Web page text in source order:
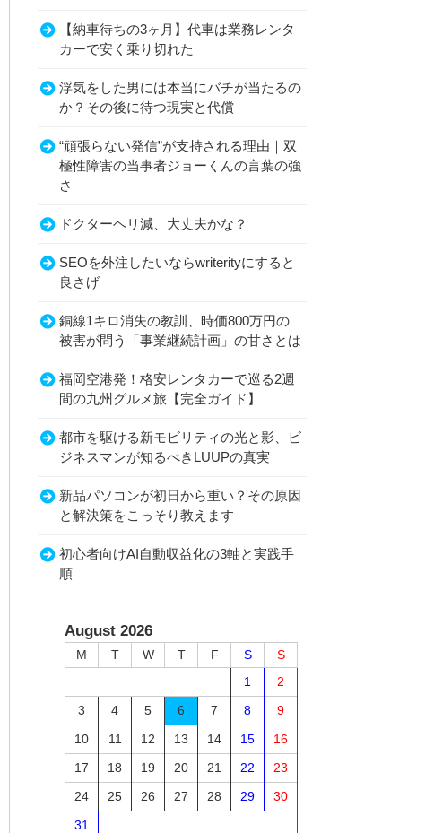
【納車待ちの3ヶ月】代車は業務レンタ
カーで安く乗り切れた
浮気をした男には本当にバチが当たるの
か？その後に待つ現実と代償
“頑張らない発信”が支持される理由｜双
極性障害の当事者ジョーくんの言葉の強
さ
ドクターヘリ減、大丈夫かな？
SEOを外注したいならwriterityにすると
良さげ
銅線1キロ消失の教訓、時価800万円の
被害が問う「事業継続計画」の甘さとは
福岡空港発！格安レンタカーで巡る2週
間の九州グルメ旅【完全ガイド】
都市を駆ける新モビリティの光と影、ビ
ジネスマンが知るべきLUUPの真実
新品パソコンが初日から重い？その原因
と解決策をこっそり教えます
初心者向けAI自動収益化の3軸と実践手
順
August 2026
M T W T F S
S
1
2
3
4 5 6 7 8
9
10
11 12 13 14 15
16
17
18 19 20 21 22
23
24
25 26 27 28 29
30
31